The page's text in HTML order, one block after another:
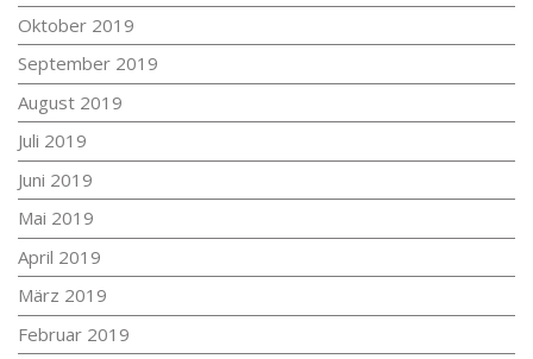
Oktober 2019
September 2019
August 2019
Juli 2019
Juni 2019
Mai 2019
April 2019
März 2019
Februar 2019